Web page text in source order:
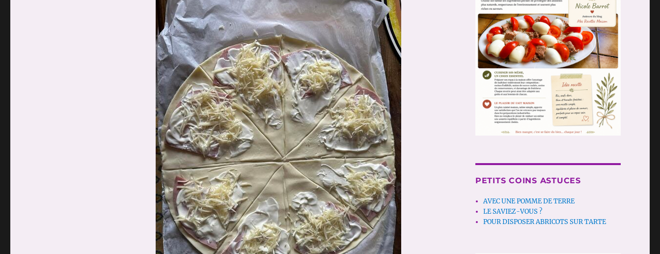
PETITS COINS ASTUCES
AVEC UNE POMME DE TERRE
LE SAVIEZ-VOUS ?
POUR DISPOSER ABRICOTS SUR TARTE